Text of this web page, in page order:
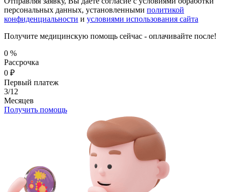
персональных данных, установленными политикой
конфиденциальности и условиями использования сайта
Получите медицинскую помощь сейчас - оплачивайте после!
0 %
Рассрочка
0 ₽
Первый платеж
3/12
Месяцев
Получить помощь